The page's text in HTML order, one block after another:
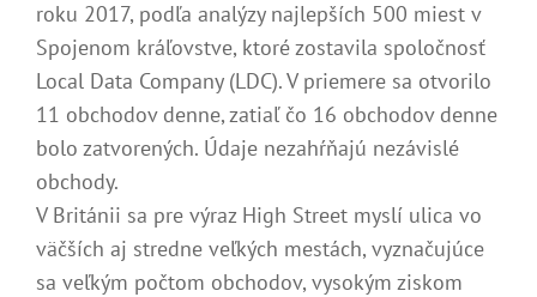
roku 2017, podľa analýzy najlepších 500 miest v
Spojenom kráľovstve, ktoré zostavila spoločnosť
Local Data Company (LDC). V priemere sa otvorilo
11 obchodov denne, zatiaľ čo 16 obchodov denne
bolo zatvorených. Údaje nezahŕňajú nezávislé
obchody.
V Británii sa pre výraz High Street myslí ulica vo
väčších aj stredne veľkých mestách, vyznačujúce
sa veľkým počtom obchodov, vysokým ziskom